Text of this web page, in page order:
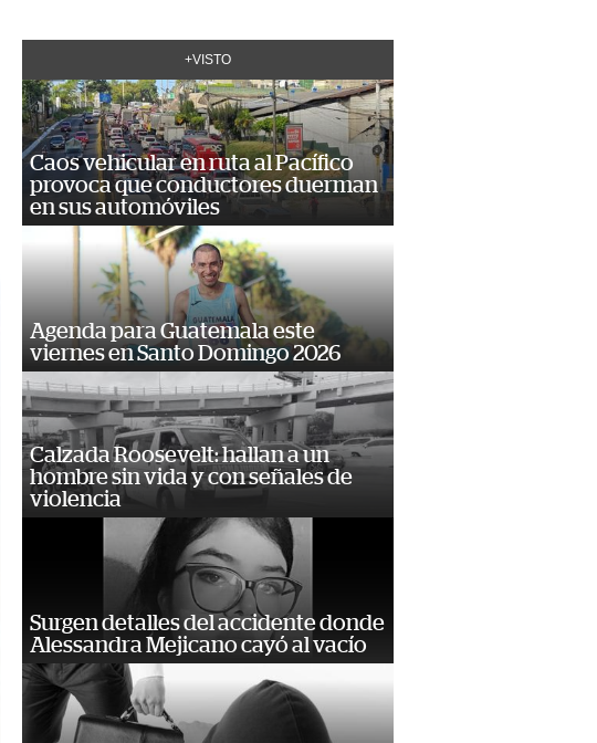
+VISTO
Caos vehicular en ruta al Pacífico
provoca que conductores duerman
en sus automóviles
Agenda para Guatemala este
viernes en Santo Domingo 2026
Calzada Roosevelt: hallan a un
hombre sin vida y con señales de
violencia
Surgen detalles del accidente donde
Alessandra Mejicano cayó al vacío